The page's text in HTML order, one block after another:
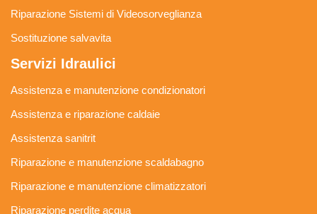
Riparazione Sistemi di Videosorveglianza
Sostituzione salvavita
Servizi Idraulici
Assistenza e manutenzione condizionatori
Assistenza e riparazione caldaie
Assistenza sanitrit
Riparazione e manutenzione scaldabagno
Riparazione e manutenzione climatizzatori
Riparazione perdite acqua